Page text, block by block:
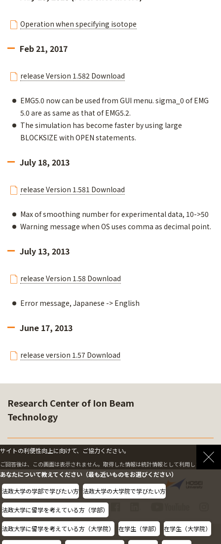
Operation when specifying isotope
Feb 21, 2017
release Version 1.582 Download
EMG5.0 now can be used from GUI menu. sigma_0 of EMG
5.0 are as same as that of EMG5.2.
The simulation has become faster by using large
BLOCKSIZE with OPEN statements.
July 18, 2013
release Version 1.581 Download
Max of smoothing number for experimental data, 10->50
Warning message when OS uses comma as decimal point.
July 13, 2013
release Version 1.58 Download
Error message, Japanese -> English
June 17, 2013
release version 1.57 Download
Research Center of Ion Beam
Technology
SOFTWARE
サイトの利便性向上に向けて、ご協力ください。
ご回答後は、この画面は表示されません。取得した情報は統計情報として利用します。
あなたについて教えてください（最も近いものをお選びください）
法政大学の学部で学びたい方 法政大学の大学院で学びたい方
法政大学に留学を考えている方（学部）
法政大学に留学を考えている方（大学院） 在学生（学部） 在学生（大学院）